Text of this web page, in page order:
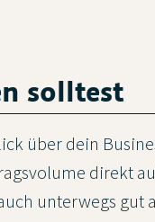
solltest
über dein
direkt
unterwegs gut